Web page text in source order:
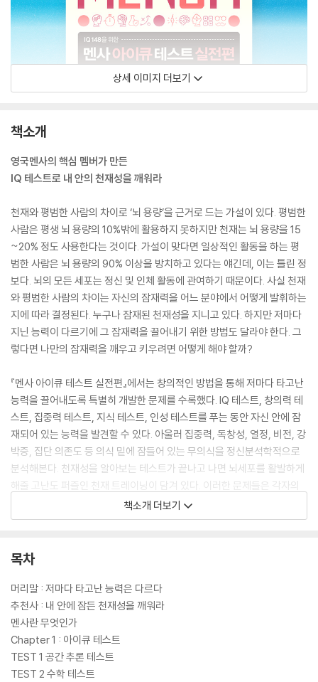
상세 이미지 더보기
책소개
영국멘사의 핵심 멤버가 만든
IQ 테스트로 내 안의 천재성을 깨워라
천재와 평범한 사람의 차이로 ‘뇌 용량’을 근거로 드는 가설이 있다. 평범한
사람은 평생 뇌 용량의 10%밖에 활용하지 못하지만 천재는 뇌 용량을 15
~20% 정도 사용한다는 것이다. 가설이 맞다면 일상적인 활동을 하는 평
범한 사람은 뇌 용량의 90% 이상을 방치하고 있다는 얘긴데, 이는 틀린 정
보다. 뇌의 모든 세포는 정신 및 인체 활동에 관여하기 때문이다. 사실 천재
와 평범한 사람의 차이는 자신의 잠재력을 어느 분야에서 어떻게 발휘하는
지에 따라 결정된다. 누구나 잠재된 천재성을 지니고 있다. 하지만 저마다
지닌 능력이 다르기에 그 잠재력을 끌어내기 위한 방법도 달라야 한다. 그
렇다면 나만의 잠재력을 깨우고 키우려면 어떻게 해야 할까?
『멘사 아이큐 테스트 실전편』에서는 창의적인 방법을 통해 저마다 타고난
능력을 끌어내도록 특별히 개발한 문제를 수록했다. IQ 테스트, 창의력 테
스트, 집중력 테스트, 지식 테스트, 인성 테스트를 푸는 동안 자신 안에 잠
재되어 있는 능력을 발견할 수 있다. 아울러 집중력, 독창성, 열정, 비전, 강
박증, 집단 의존도 등 의식 밑에 잠들어 있는 무의식을 정신분석학적으로
분석해본다. 천재성을 알아보는 테스트가 끝나고 나면 뇌세포를 활발하게
해줄 고난도 퍼즐인 천재 트레이닝이 담겨 있다. 이러한 문제들은 각자의
무의식을 탐사할 수 있을 뿐만 아니라 ‘천재’는 어떻게 생각하고 행동하는
지 생각해보는 계기가 될 것이다.
책소개 더보기
목차
머리말 : 저마다 타고난 능력은 다르다
추천사 : 내 안에 잠든 천재성을 깨워라
멘사란 무엇인가
Chapter 1 : 아이큐 테스트
TEST 1 공간 추론 테스트
TEST 2 수학 테스트